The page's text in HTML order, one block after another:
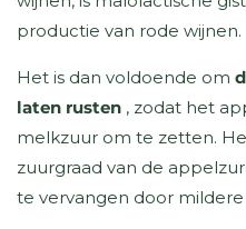
productie van rode wijnen.
Het is dan voldoende om
laten rusten , zodat het
melkzuur om te zetten.
zuurgraad van de
te vervangen door